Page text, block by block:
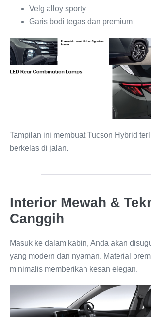
Velg alloy sporty
Garis bodi tegas dan premium
Tampilan ini membuat Tucson Hybrid
berkelas di jalan.
Interior Mewah &
Canggih
Masuk ke dalam kabin, Anda akan
yang modern dan nyaman. Material
minimalis memberikan kesan elegan.